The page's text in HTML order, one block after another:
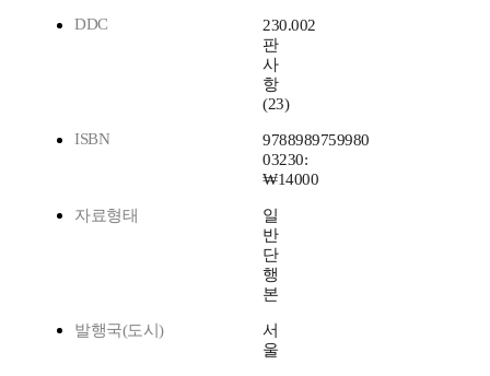
DDC
230.002
판
사
항
(23)
ISBN
9788989759980
03230:
₩14000
자료형태
일
반
단
행
본
발행국(도시)
서
울